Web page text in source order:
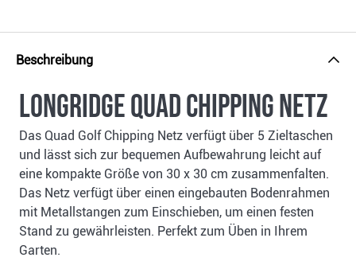
Beschreibung
Longridge Quad Chipping Netz
Das Quad Golf Chipping Netz verfügt über 5 Zieltaschen
und lässt sich zur bequemen Aufbewahrung leicht auf
eine kompakte Größe von 30 x 30 cm zusammenfalten.
Das Netz verfügt über einen eingebauten Bodenrahmen
mit Metallstangen zum Einschieben, um einen festen
Stand zu gewährleisten. Perfekt zum Üben in Ihrem
Garten.